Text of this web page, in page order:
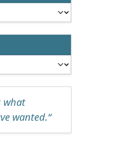
what
wanted.“